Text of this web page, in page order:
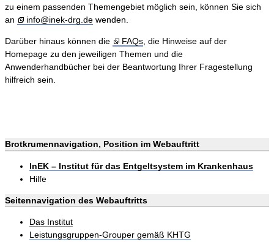
zu einem passenden Themengebiet möglich sein, können Sie sich
an
info@inek-drg.de wenden.
Darüber hinaus können die FAQs, die Hinweise auf der
Homepage zu den jeweiligen Themen und die
Anwenderhandbücher bei der Beantwortung Ihrer Fragestellung
hilfreich sein.
Brotkrumennavigation, Position im Webauftritt
InEK – Institut für das Entgeltsystem im Krankenhaus
Hilfe
Seitennavigation des Webauftritts
Das Institut
Leistungsgruppen-Grouper gemäß KHTG